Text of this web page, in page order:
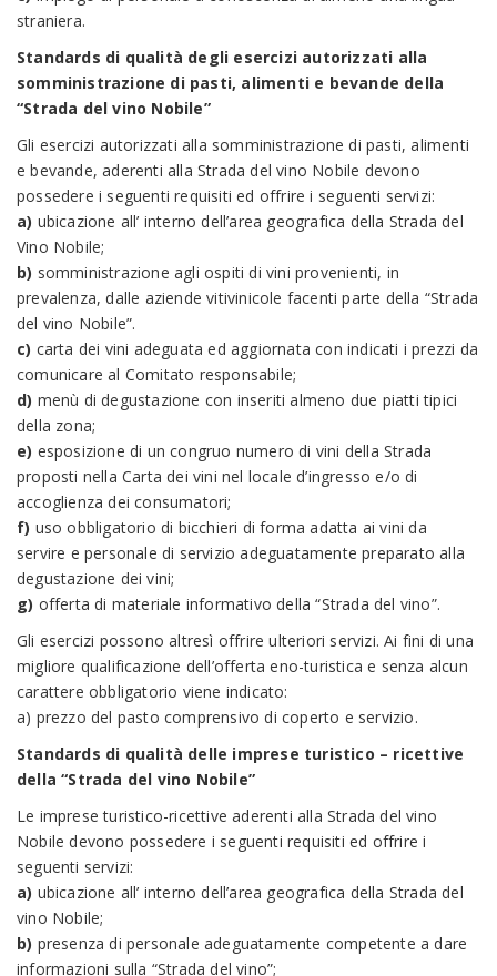
straniera.
Standards di qualità degli esercizi autorizzati alla
somministrazione di pasti, alimenti e bevande della
“Strada del vino Nobile”
Gli esercizi autorizzati alla somministrazione di pasti, alimenti
e bevande, aderenti alla Strada del vino Nobile devono
possedere i seguenti requisiti ed offrire i seguenti servizi:
a) ubicazione all’ interno dell’area geografica della Strada del
Vino Nobile;
b) somministrazione agli ospiti di vini provenienti, in
prevalenza, dalle aziende vitivinicole facenti parte della “Strada
del vino Nobile”.
c) carta dei vini adeguata ed aggiornata con indicati i prezzi da
comunicare al Comitato responsabile;
d) menù di degustazione con inseriti almeno due piatti tipici
della zona;
e) esposizione di un congruo numero di vini della Strada
proposti nella Carta dei vini nel locale d’ingresso e/o di
accoglienza dei consumatori;
f) uso obbligatorio di bicchieri di forma adatta ai vini da
servire e personale di servizio adeguatamente preparato alla
degustazione dei vini;
g) offerta di materiale informativo della “Strada del vino”.
Gli esercizi possono altresì offrire ulteriori servizi. Ai fini di una
migliore qualificazione dell’offerta eno-turistica e senza alcun
carattere obbligatorio viene indicato:
a) prezzo del pasto comprensivo di coperto e servizio.
Standards di qualità delle imprese turistico – ricettive
della “Strada del vino Nobile”
Le imprese turistico-ricettive aderenti alla Strada del vino
Nobile devono possedere i seguenti requisiti ed offrire i
seguenti servizi:
a) ubicazione all’ interno dell’area geografica della Strada del
vino Nobile;
b) presenza di personale adeguatamente competente a dare
informazioni sulla “Strada del vino”;